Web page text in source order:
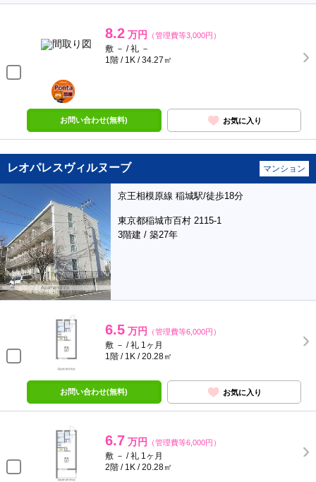
8.2 万円 （管理費等3,000円）
敷 － / 礼 －
1階 / 1K / 34.27㎡
ポンタ
部屋
お問い合わせ(無料) お気に入り
レオパレスヴィルヌーブ マンション
京王相模原線 稲城駅/徒歩18分
東京都稲城市百村 2115-1
3階建 / 築27年
6.5 万円 （管理費等6,000円）
敷 － / 礼 1ヶ月
1階 / 1K / 20.28㎡
お問い合わせ(無料) お気に入り
6.7 万円 （管理費等6,000円）
敷 － / 礼 1ヶ月
2階 / 1K / 20.28㎡